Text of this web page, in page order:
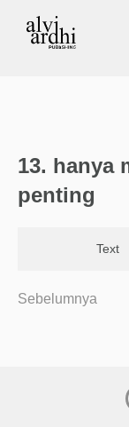
13. hanya
penting
Text
Sebelumnya